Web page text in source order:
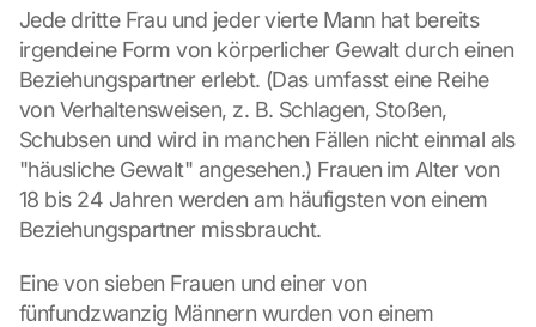
Jede dritte Frau und jeder vierte Mann hat bereits
irgendeine Form von körperlicher Gewalt durch einen
Beziehungspartner erlebt. (Das umfasst eine Reihe
von Verhaltensweisen, z. B. Schlagen, Stoßen,
Schubsen und wird in manchen Fällen nicht einmal als
"häusliche Gewalt" angesehen.) Frauen im Alter von
18 bis 24 Jahren werden am häufigsten von einem
Beziehungspartner missbraucht.
Eine von sieben Frauen und einer von
fünfundzwanzig Männern wurden von einem